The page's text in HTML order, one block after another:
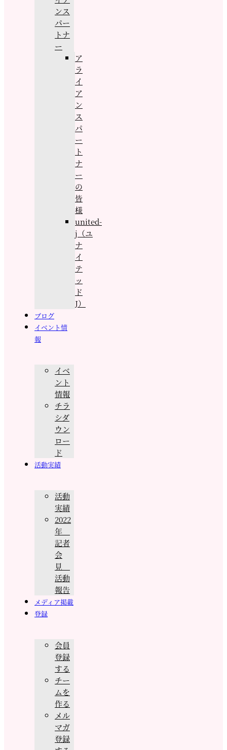
ンス
パー
トナ
ー
ア
ラ
イ
ア
ン
ス
パ
ー
ト
ナ
ー
の
皆
様
united-
j（ユ
ナ
イ
テ
ッ
ド
J）
ブログ
イベント情
報
イベ
ント
情報
チラ
シダ
ウン
ロー
ド
活動実績
活動
実績
2022
年
記者
会
見
活動
報告
メディア掲載
登録
会員
登録
する
チー
ムを
作る
メル
マガ
登録